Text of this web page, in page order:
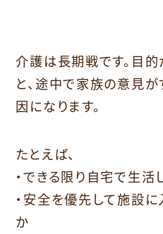
介護は長期戦です。目
と、途中で家族の意見が
因になります。
たとえば、
・できる限り自宅で生活
・安全を優先して施設
か